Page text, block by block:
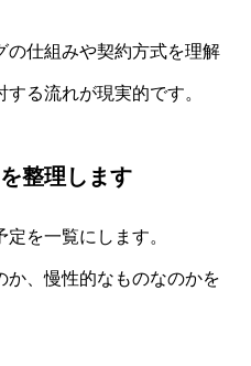
の仕組みや契約方式を理解
る流れが現実的です。
整理します
を一覧にします。
か、慢性的なものなのかを